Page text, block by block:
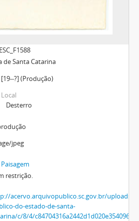
de Santa Catarina
[19--?](Produção)
Local
Desterro
jpeg
Paisagem
restrição.
acervo.arquivopublico.sc.gov.br/uploads/
do-estado-de-santa-
c/8/4/